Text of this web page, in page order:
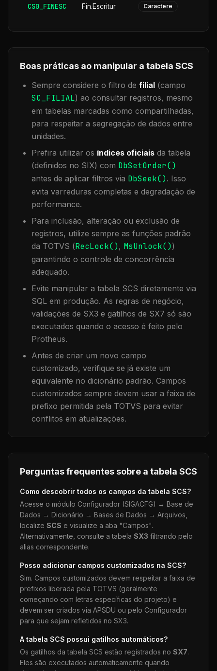
CS0_FINESC Fin.Escritur Caractere
Boas práticas ao manipular a tabela SCS
Sempre considere o filtro de filial (campo
SC_FILIAL) ao consultar registros, mesmo
em tabelas marcadas como compartilhadas,
para respeitar a segregação de dados entre
unidades.
Prefira utilizar os índices oficiais da tabela
(definidos no SIX) com DbSetOrder()
antes de aplicar filtros via DbSeek(). Isso
evita varreduras completas e degradação de
performance.
Para inclusão, alteração ou exclusão de
registros, utilize sempre as funções padrão
da TOTVS (RecLock(), MsUnlock())
garantindo o controle de concorrência
adequado.
Evite manipular a tabela SCS diretamente via
SQL em produção. As regras de negócio,
validações de SX3 e gatilhos de SX7 só são
executados quando o acesso é feito pelo
Protheus.
Antes de criar um novo campo
customizado, verifique se já existe um
equivalente no dicionário padrão. Campos
customizados sempre devem usar a faixa de
prefixo permitida pela TOTVS para evitar
conflitos em atualizações.
Perguntas frequentes sobre a tabela SCS
Como descobrir todos os campos da tabela SCS?
Acesse o módulo Configurador (SIGACFG) → Base de
Dados → Dicionário → Bases de Dados → Arquivos,
localize SCS e visualize a aba "Campos".
Alternativamente, consulte a tabela SX3 filtrando pelo
alias correspondente.
Posso adicionar campos customizados na SCS?
Sim. Campos customizados devem respeitar a faixa de
prefixos liberada pela TOTVS (geralmente
começando com letras específicas do projeto) e
devem ser criados via APSDU ou pelo Configurador
para que sejam refletidos no SX3.
A tabela SCS possui gatilhos automáticos?
Os gatilhos da tabela SCS estão registrados no SX7.
Eles são executados automaticamente quando